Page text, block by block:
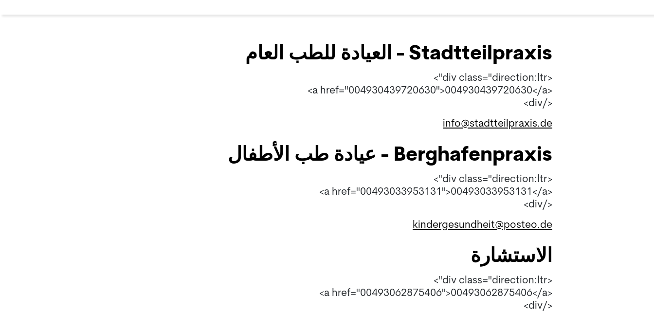
Stadtteilpraxis - العيادة للطب العام
<div class="direction:ltr">
<a href="004930439720630">004930439720630</a>
</div>
info@stadtteilpraxis.de
Berghafenpraxis - عيادة طب الأطفال
<div class="direction:ltr">
<a href="00493033953131">00493033953131</a>
</div>
kindergesundheit@posteo.de
الاستشارة
<div class="direction:ltr">
<a href="00493062875406">00493062875406</a>
</div>